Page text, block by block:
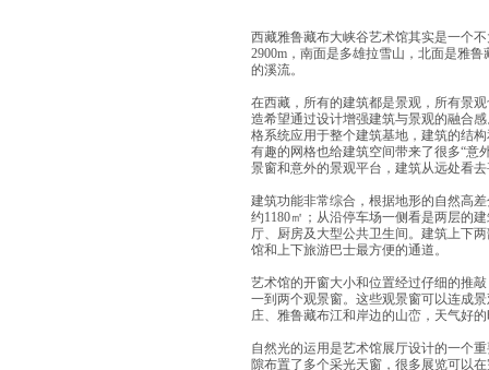
西藏雅鲁藏布大峡谷艺术馆其实是一个
2900m，南面是多雄拉雪山，北面是雅
的溪流。
在西藏，所有的建筑都是景观，所有景
造希望通过设计增强建筑与景观的融合
格系统应用于整个建筑基地，建筑的结
有趣的网格也给建筑空间带来了很多“意
景窗和意外的景观平台，建筑从远处看
建筑功能非常综合，根据地形的自然高
约1180㎡；从沿停车场一侧看是两层的
厅、厨房及大型公共卫生间。建筑上下
馆和上下旅游巴士最方便的通道。
艺术馆的开窗大小和位置经过仔细的推
一到两个观景窗。这些观景窗可以连成
庄、雅鲁藏布江和岸边的山峦，天气好
自然光的运用是艺术馆展厅设计的一个
隙布置了多个采光天窗，很多展览可以